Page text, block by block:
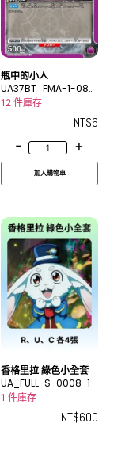
瓶中的小人
UA37BT_FMA-1-087
C
12 件庫存
NT$6
-
+
加入購物車
香格里拉 綠色小全套
UA_FULL-S-0008-1
1 件庫存
NT$600